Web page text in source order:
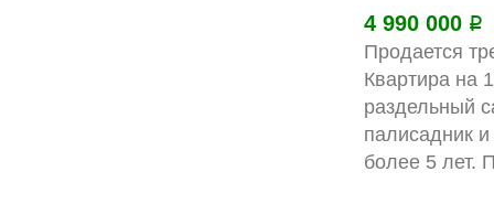
4 990 000 Р
Продается
Квартира на
раздельный
палисадник